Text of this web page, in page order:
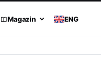
Magazin ENG